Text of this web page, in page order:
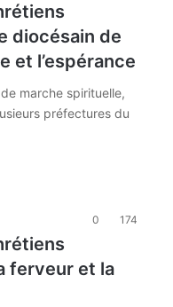
diocésain de
et l’espérance
marche spirituelle,
préfectures du
0 174
ferveur et la